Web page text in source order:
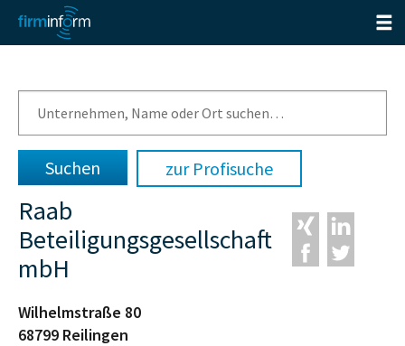
zur Profisuche
Raab
Beteiligungsgesellschaft
mbH
Wilhelmstraße 80
68799 Reilingen